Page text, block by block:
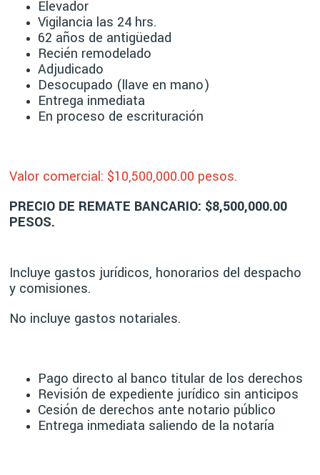
Elevador
Vigilancia las 24 hrs.
62 años de antigüedad
Recién remodelado
Adjudicado
Desocupado (llave en mano)
Entrega inmediata
En proceso de escrituración
Valor comercial: $10,500,000.00 pesos.
PRECIO DE REMATE BANCARIO: $8,500,000.00
PESOS.
Incluye gastos jurídicos, honorarios del despacho
y comisiones.
No incluye gastos notariales.
Pago directo al banco titular de los derechos
Revisión de expediente jurídico sin anticipos
Cesión de derechos ante notario público
Entrega inmediata saliendo de la notaría